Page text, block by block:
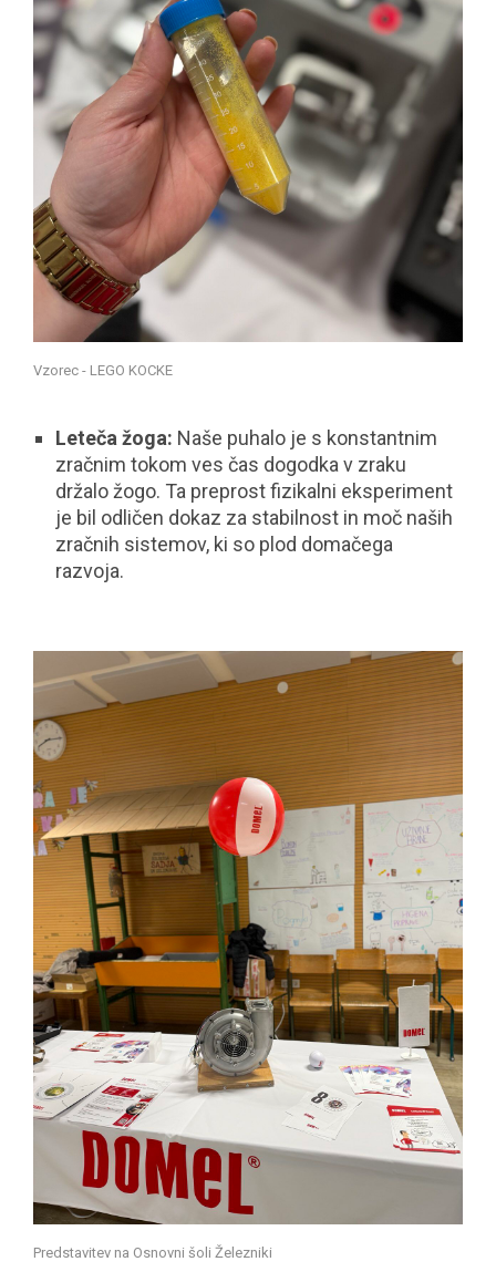
Vzorec - LEGO KOCKE
Leteča žoga: Naše puhalo je s konstantnim
zračnim tokom ves čas dogodka v zraku
držalo žogo. Ta preprost fizikalni eksperiment
je bil odličen dokaz za stabilnost in moč naših
zračnih sistemov, ki so plod domačega
razvoja.
Predstavitev na Osnovni šoli Železniki